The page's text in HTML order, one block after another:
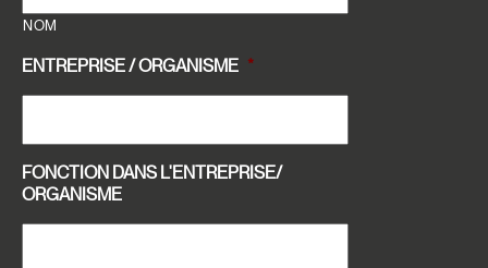
NOM
ENTREPRISE / ORGANISME *
FONCTION DANS L'ENTREPRISE/
ORGANISME